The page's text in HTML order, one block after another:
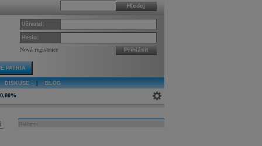
Hledej
Uživatel:
Heslo:
Nová registrace Přihlásit
PATRIA
DISKUSE BLOG
0,00%
Reklama